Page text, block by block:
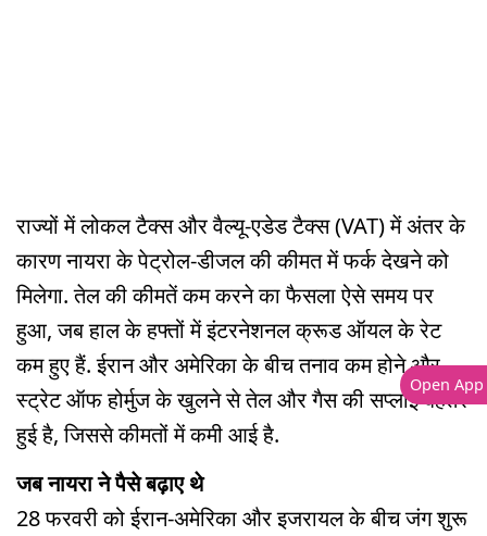
राज्यों में लोकल टैक्स और वैल्यू-एडेड टैक्स (VAT) में अंतर के
कारण नायरा के पेट्रोल-डीजल की कीमत में फर्क देखने को
मिलेगा. तेल की कीमतें कम करने का फैसला ऐसे समय पर
हुआ, जब हाल के हफ्तों में इंटरनेशनल क्रूड ऑयल के रेट
कम हुए हैं. ईरान और अमेरिका के बीच तनाव कम होने और
स्ट्रेट ऑफ होर्मुज के खुलने से तेल और गैस की सप्लाई बेहतर
हुई है, जिससे कीमतों में कमी आई है.
जब नायरा ने पैसे बढ़ाए थे
28 फरवरी को ईरान-अमेरिका और इजरायल के बीच जंग शुरू
Open App